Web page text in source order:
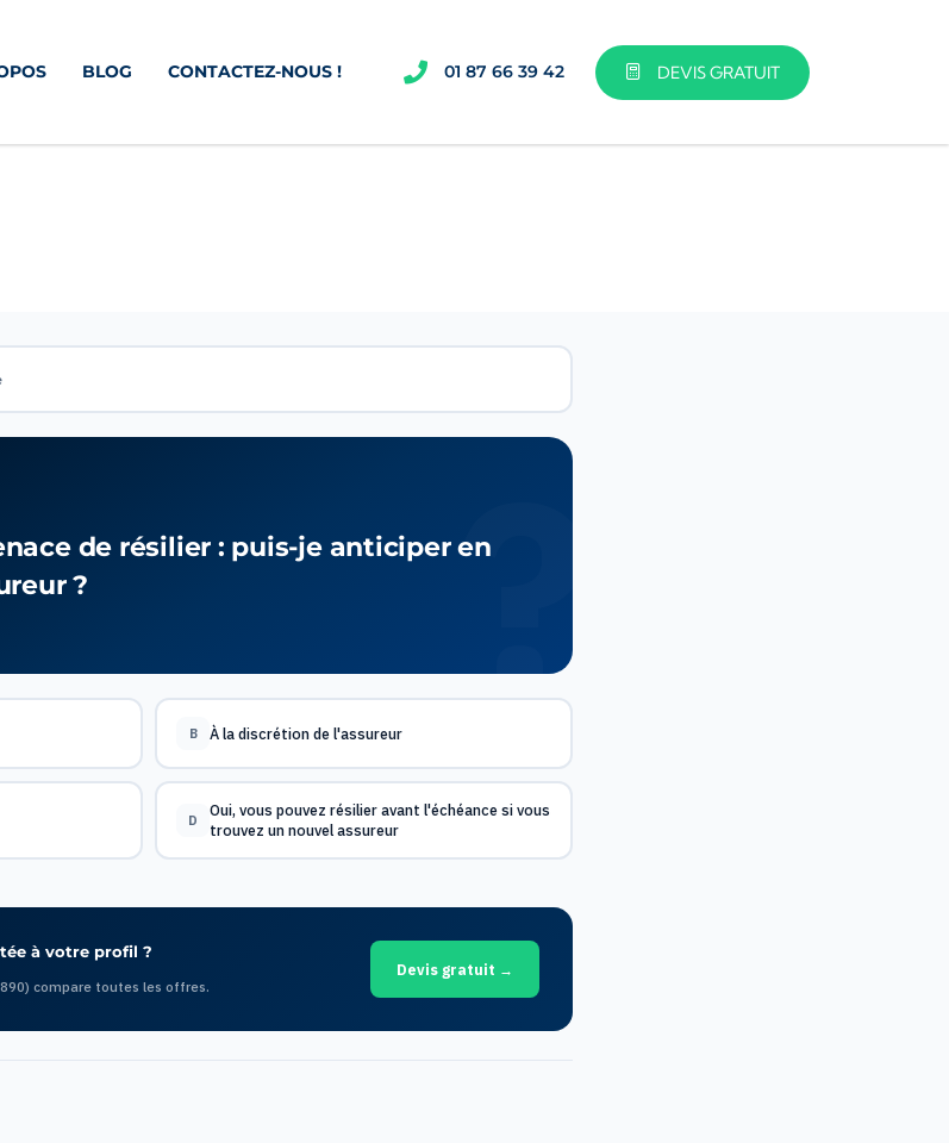
BLOG CONTACTEZ-NOUS ! 01 87 66 39 42 DEVIS GRATUIT
de résilier : puis-je anticiper en
?
B À la discrétion de l'assureur
D
Oui, vous pouvez résilier avant l'échéance si vous
trouvez un nouvel assureur
à votre profil ?
compare toutes les offres.
Devis gratuit →